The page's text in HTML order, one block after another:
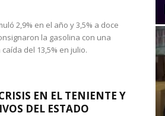
2,9% en el año y 3,5% a doce
la gasolina con una
del 13,5% en julio.
EN EL TENIENTE Y
DEL ESTADO